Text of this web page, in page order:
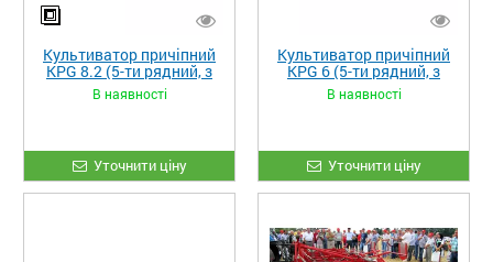
Культиватор причіпний
KPG 8.2 (5-ти рядний, з
гребінками і котками)
В наявності
Уточнити ціну
Культиватор причіпний
KPG 6 (5-ти рядний, з
гребінками і котками)
В наявності
Уточнити ціну